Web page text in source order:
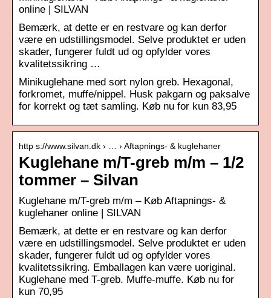
online | SILVAN
Bemærk, at dette er en restvare og kan derfor
være en udstillingsmodel. Selve produktet er uden
skader, fungerer fuldt ud og opfylder vores
kvalitetssikring …
Minikuglehane med sort nylon greb. Hexagonal,
forkromet, muffe/nippel. Husk pakgarn og paksalve
for korrekt og tæt samling. Køb nu for kun 83,95
http s://www.silvan.dk › … › Aftapnings- & kuglehaner
Kuglehane m/T-greb m/m – 1/2
tommer – Silvan
Kuglehane m/T-greb m/m – Køb Aftapnings- &
kuglehaner online | SILVAN
Bemærk, at dette er en restvare og kan derfor
være en udstillingsmodel. Selve produktet er uden
skader, fungerer fuldt ud og opfylder vores
kvalitetssikring. Emballagen kan være uoriginal.
Kuglehane med T-greb. Muffe-muffe. Køb nu for
kun 70,95